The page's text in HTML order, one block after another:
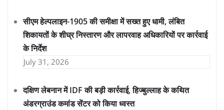
सीएम हेल्पलाइन-1905 की समीक्षा में सख्त हुए धामी, लंबित
शिकायतों के शीघ्र निस्तारण और लापरवाह अधिकारियों पर कार्रवाई
के निर्देश
July 31, 2026
दक्षिण लेबनान में IDF की बड़ी कार्रवाई, हिज्बुल्लाह के कथित
अंडरग्राउंड कमांड सेंटर को किया ध्वस्त